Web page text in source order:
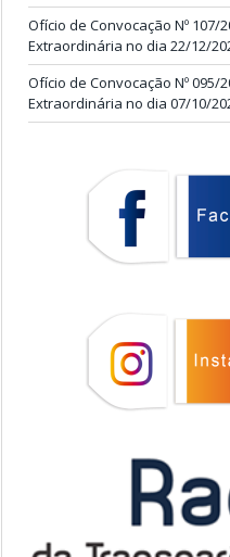
Ofício de Convocação Nº 107/
Extraordinária no dia 22/12/
Ofício de Convocação Nº 095/
Extraordinária no dia 07/10/